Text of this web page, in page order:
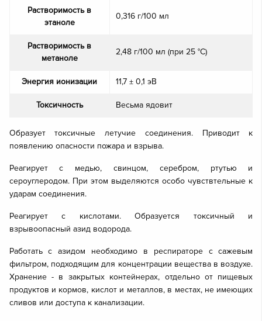
Растворимость в
этаноле
0,316 г/100 мл
Растворимость в
метаноле
2,48 г/100 мл (при 25 °C)
Энергия ионизации 11,7 ± 0,1 эВ
Токсичность Весьма ядовит
Образует токсичные летучие соединения. Приводит к
появлению опасности пожара и взрыва.
Реагирует с медью, свинцом, серебром, ртутью и
сероуглеродом. При этом выделяются особо чувствтельные к
ударам соединения.
Реагирует с кислотами. Образуется токсичный и
взрывоопасный азид водорода.
Работать с азидом необходимо в респираторе с сажевым
фильтром, подходящим для концентрации вещества в воздухе.
Хранение - в закрытых контейнерах, отдельно от пищевых
продуктов и кормов, кислот и металлов, в местах, не имеющих
сливов или доступа к канализации.